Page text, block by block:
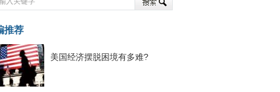
显下行
最弱
人
解析
08.17—2020.08.21）
推荐
美国经济摆脱困境有多难?